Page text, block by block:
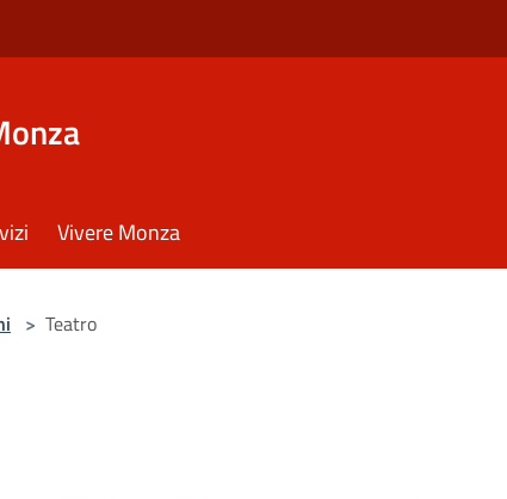
Vivere Monza
> Teatro